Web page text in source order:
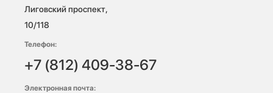
Лиговский проспект,
10/118
Телефон:
+7 (812) 409-38-67
Электронная почта: